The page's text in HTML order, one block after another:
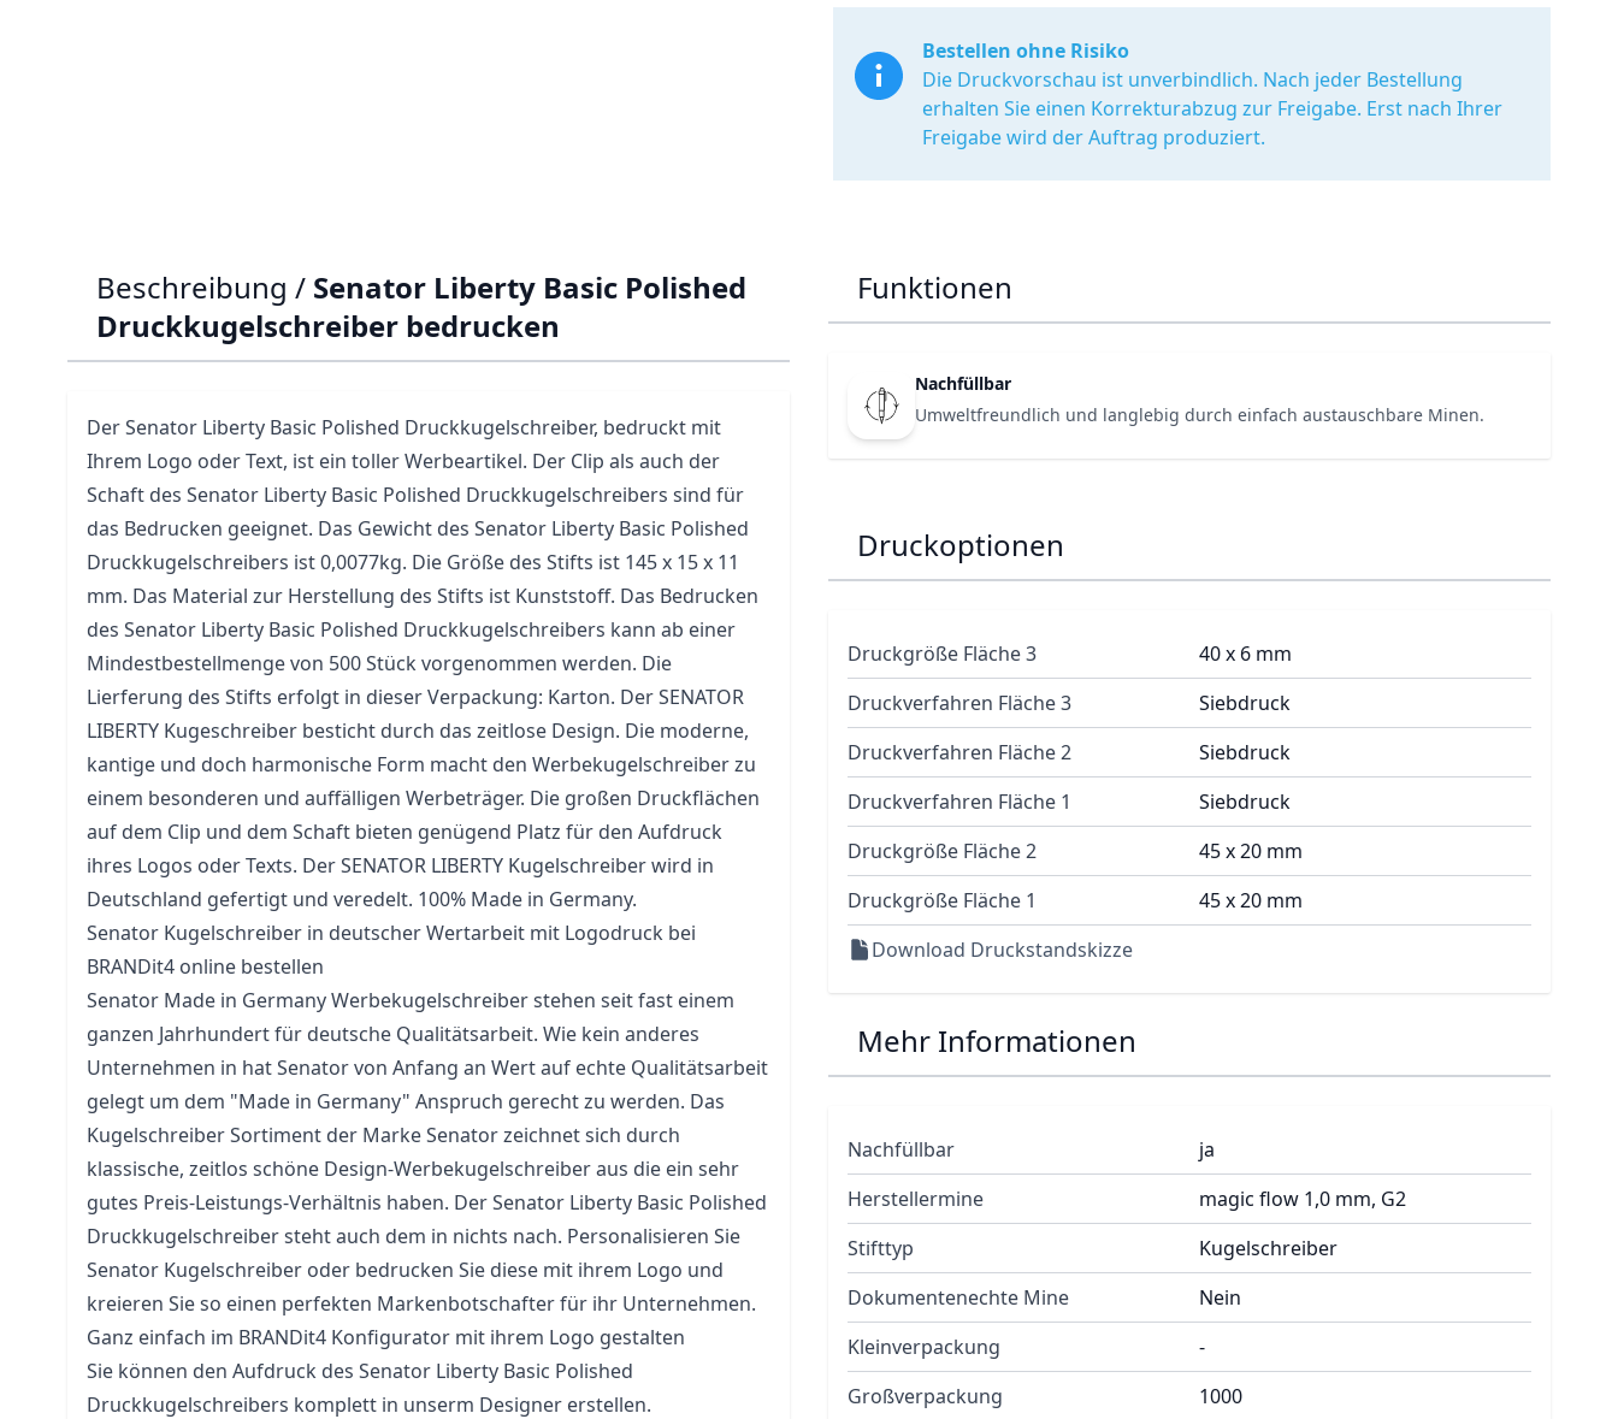
Bestellen ohne Risiko
Die Druckvorschau ist unverbindlich. Nach jeder Bestellung
erhalten Sie einen Korrekturabzug zur Freigabe. Erst nach Ihrer
Freigabe wird der Auftrag produziert.
Beschreibung / Senator Liberty Basic Polished
Druckkugelschreiber bedrucken
DerSenator Liberty Basic Polished Druckkugelschreiber, bedruckt mit
Ihrem Logo oder Text, ist ein toller Werbeartikel. Der Clip als auch der
Schaft des Senator Liberty Basic Polished Druckkugelschreibers sind für
das Bedrucken geeignet. Das Gewicht des Senator Liberty Basic Polished
Druckkugelschreibers ist 0,0077kg. Die Größe des Stifts ist 145 x 15 x 11
mm. Das Material zur Herstellung des Stifts ist Kunststoff. Das Bedrucken
des Senator Liberty Basic Polished Druckkugelschreibers kann ab einer
Mindestbestellmenge von 500 Stück vorgenommen werden. Die
Lierferung des Stifts erfolgt in dieser Verpackung: Karton. Der SENATOR
LIBERTY Kugeschreiber besticht durch das zeitlose Design. Die moderne,
kantige und doch harmonische Form macht den Werbekugelschreiberzu
einem besonderen und auffälligen Werbeträger. Die großen Druckflächen
auf dem Clip und dem Schaft bieten genügend Platz für den Aufdruck
ihres Logos oder Texts. Der SENATOR LIBERTY Kugelschreiber wird in
Deutschland gefertigt und veredelt. 100% Made in Germany.
Senator Kugelschreiber in deutscher Wertarbeit mit Logodruck bei
BRANDit4 online bestellen
Senator Made in Germany Werbekugelschreiber stehen seit fast einem
ganzen Jahrhundert für deutsche Qualitätsarbeit. Wie kein anderes
Unternehmen in hat Senator von Anfang an Wert auf echte Qualitätsarbeit
gelegt um dem "Made in Germany" Anspruch gerecht zu werden. Das
Kugelschreiber Sortiment der Marke Senator zeichnet sich durch
klassische, zeitlos schöne Design-Werbekugelschreiber aus die ein sehr
gutes Preis-Leistungs-Verhältnis haben. Der Senator Liberty Basic Polished
Druckkugelschreiber steht auch dem in nichts nach. Personalisieren Sie
Senator Kugelschreiber oder bedrucken Sie diese mit ihrem Logo und
kreieren Sie so einen perfekten Markenbotschafter für ihr Unternehmen.
Ganz einfach im BRANDit4 Konfigurator mit ihrem Logo gestalten
Sie können den Aufdruck des Senator Liberty Basic Polished
Druckkugelschreibers komplett in unserm Designer erstellen.
Funktionen
Nachfüllbar
Umweltfreundlich und langlebig durch einfach austauschbare Minen.
Druckoptionen
Druckgröße Fläche 3
40 x 6 mm
Druckverfahren Fläche 3
Siebdruck
Druckverfahren Fläche 2
Siebdruck
Druckverfahren Fläche 1
Siebdruck
Druckgröße Fläche 2
45 x 20 mm
Druckgröße Fläche 1
45 x 20 mm
Download Druckstandskizze
Mehr Informationen
Nachfüllbar
ja
Herstellermine
magic flow 1,0 mm, G2
Stifttyp
Kugelschreiber
Dokumentenechte Mine
Nein
Kleinverpackung
-
Großverpackung
1000